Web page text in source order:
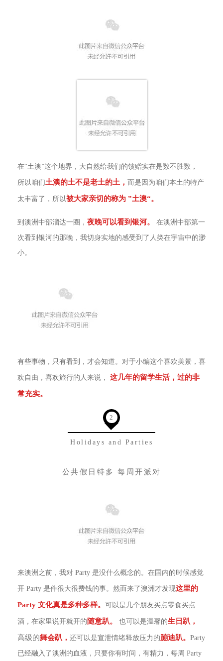
在“土澳”这个地界，大自然给我们的馈赠实在是数不胜数，
所以咱们土澳的土不是老土的土， 而是因为咱们本土的特产
太丰富了，所以被大家亲切的称为 ”土澳“。
到澳洲中部溜达一圈， 夜晚可以看到银河。 在澳洲中部第一
次看到银河的那晚，我切身实地的感受到了人类在宇宙中的渺
小。
有些事物，只有看到，才会知道。对于小编这个喜欢美景，喜
欢自由，喜欢旅行的人来说， 这几年的留学生活，过的非
常充实。
2
Holidays and Parties
公共假日特多 每周开派对
来澳洲之前，我对 Party 是没什么概念的。在国内的时候感觉
开 Party 是件很大很费钱的事。然而来了澳洲才发现这里的
Party 文化真是多种多样。 可以是几个朋友买点零食买点
酒，在家里说开就开的 随意趴。 也可以是温馨的生日趴，
高级的舞会趴， 还可以是宣泄情绪释放压力的蹦迪趴。 Party
已经融入了澳洲的血液，只要你有时间，有精力，每周 Party